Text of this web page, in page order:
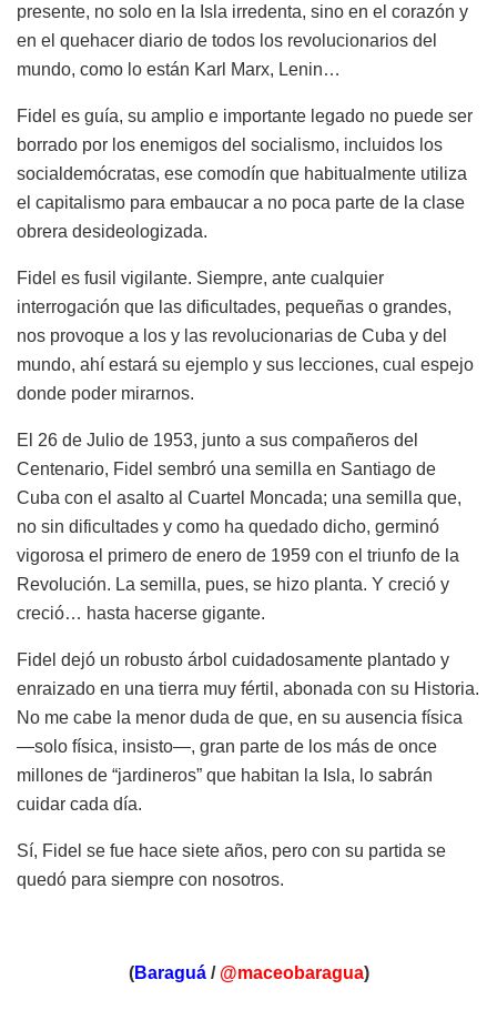
presente, no solo en la Isla irredenta, sino en el corazón y
en el quehacer diario de todos los revolucionarios del
mundo, como lo están Karl Marx, Lenin…
Fidel es guía, su amplio e importante legado no puede ser
borrado por los enemigos del socialismo, incluidos los
socialdemócratas, ese comodín que habitualmente utiliza
el capitalismo para embaucar a no poca parte de la clase
obrera desideologizada.
Fidel es fusil vigilante. Siempre, ante cualquier
interrogación que las dificultades, pequeñas o grandes,
nos provoque a los y las revolucionarias de Cuba y del
mundo, ahí estará su ejemplo y sus lecciones, cual espejo
donde poder mirarnos.
El 26 de Julio de 1953, junto a sus compañeros del
Centenario, Fidel sembró una semilla en Santiago de
Cuba con el asalto al Cuartel Moncada; una semilla que,
no sin dificultades y como ha quedado dicho, germinó
vigorosa el primero de enero de 1959 con el triunfo de la
Revolución. La semilla, pues, se hizo planta. Y creció y
creció… hasta hacerse gigante.
Fidel dejó un robusto árbol cuidadosamente plantado y
enraizado en una tierra muy fértil, abonada con su Historia.
No me cabe la menor duda de que, en su ausencia física
—solo física, insisto—, gran parte de los más de once
millones de “jardineros” que habitan la Isla, lo sabrán
cuidar cada día.
Sí, Fidel se fue hace siete años, pero con su partida se
quedó para siempre con nosotros.
(Baraguá/ @maceobaragua)